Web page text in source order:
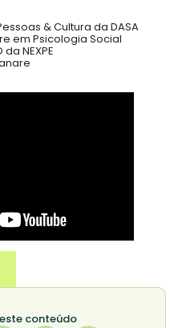
& Cultura da DASA
em Psicologia Social
NEXPE
conteúdo